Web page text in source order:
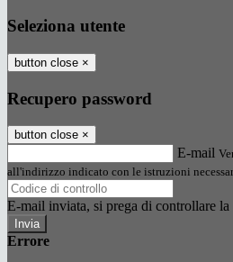
Seleziona utente
button close ×
Recupero password
button close ×
E-mail
all'indirizzo indicato con le istruzioni
E-mail inviata, si prega di controllare la
Errore